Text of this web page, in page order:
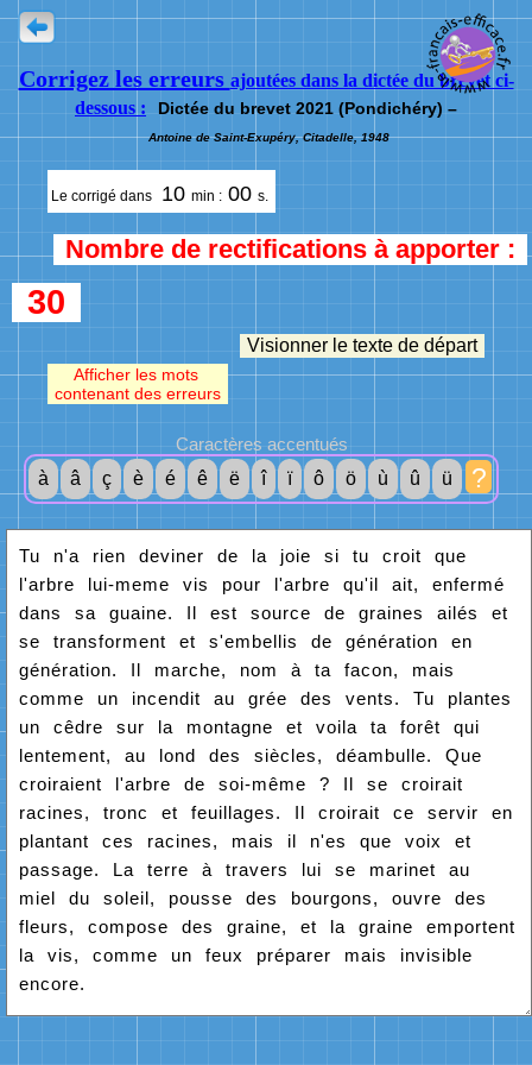
Corrigez les erreurs ajoutées dans la dictée du brevet ci-
dessous :
Dictée du brevet 2021 (Pondichéry) –
Antoine de Saint-Exupéry, Citadelle, 1948
Le corrigé dans 10 min : 00 s.
Nombre de rectifications à apporter :
30
Visionner le texte de départ
Afficher les mots
contenant des erreurs
Caractères accentués
à
â ç è é ê ë î ï ô ö ù û ü ?